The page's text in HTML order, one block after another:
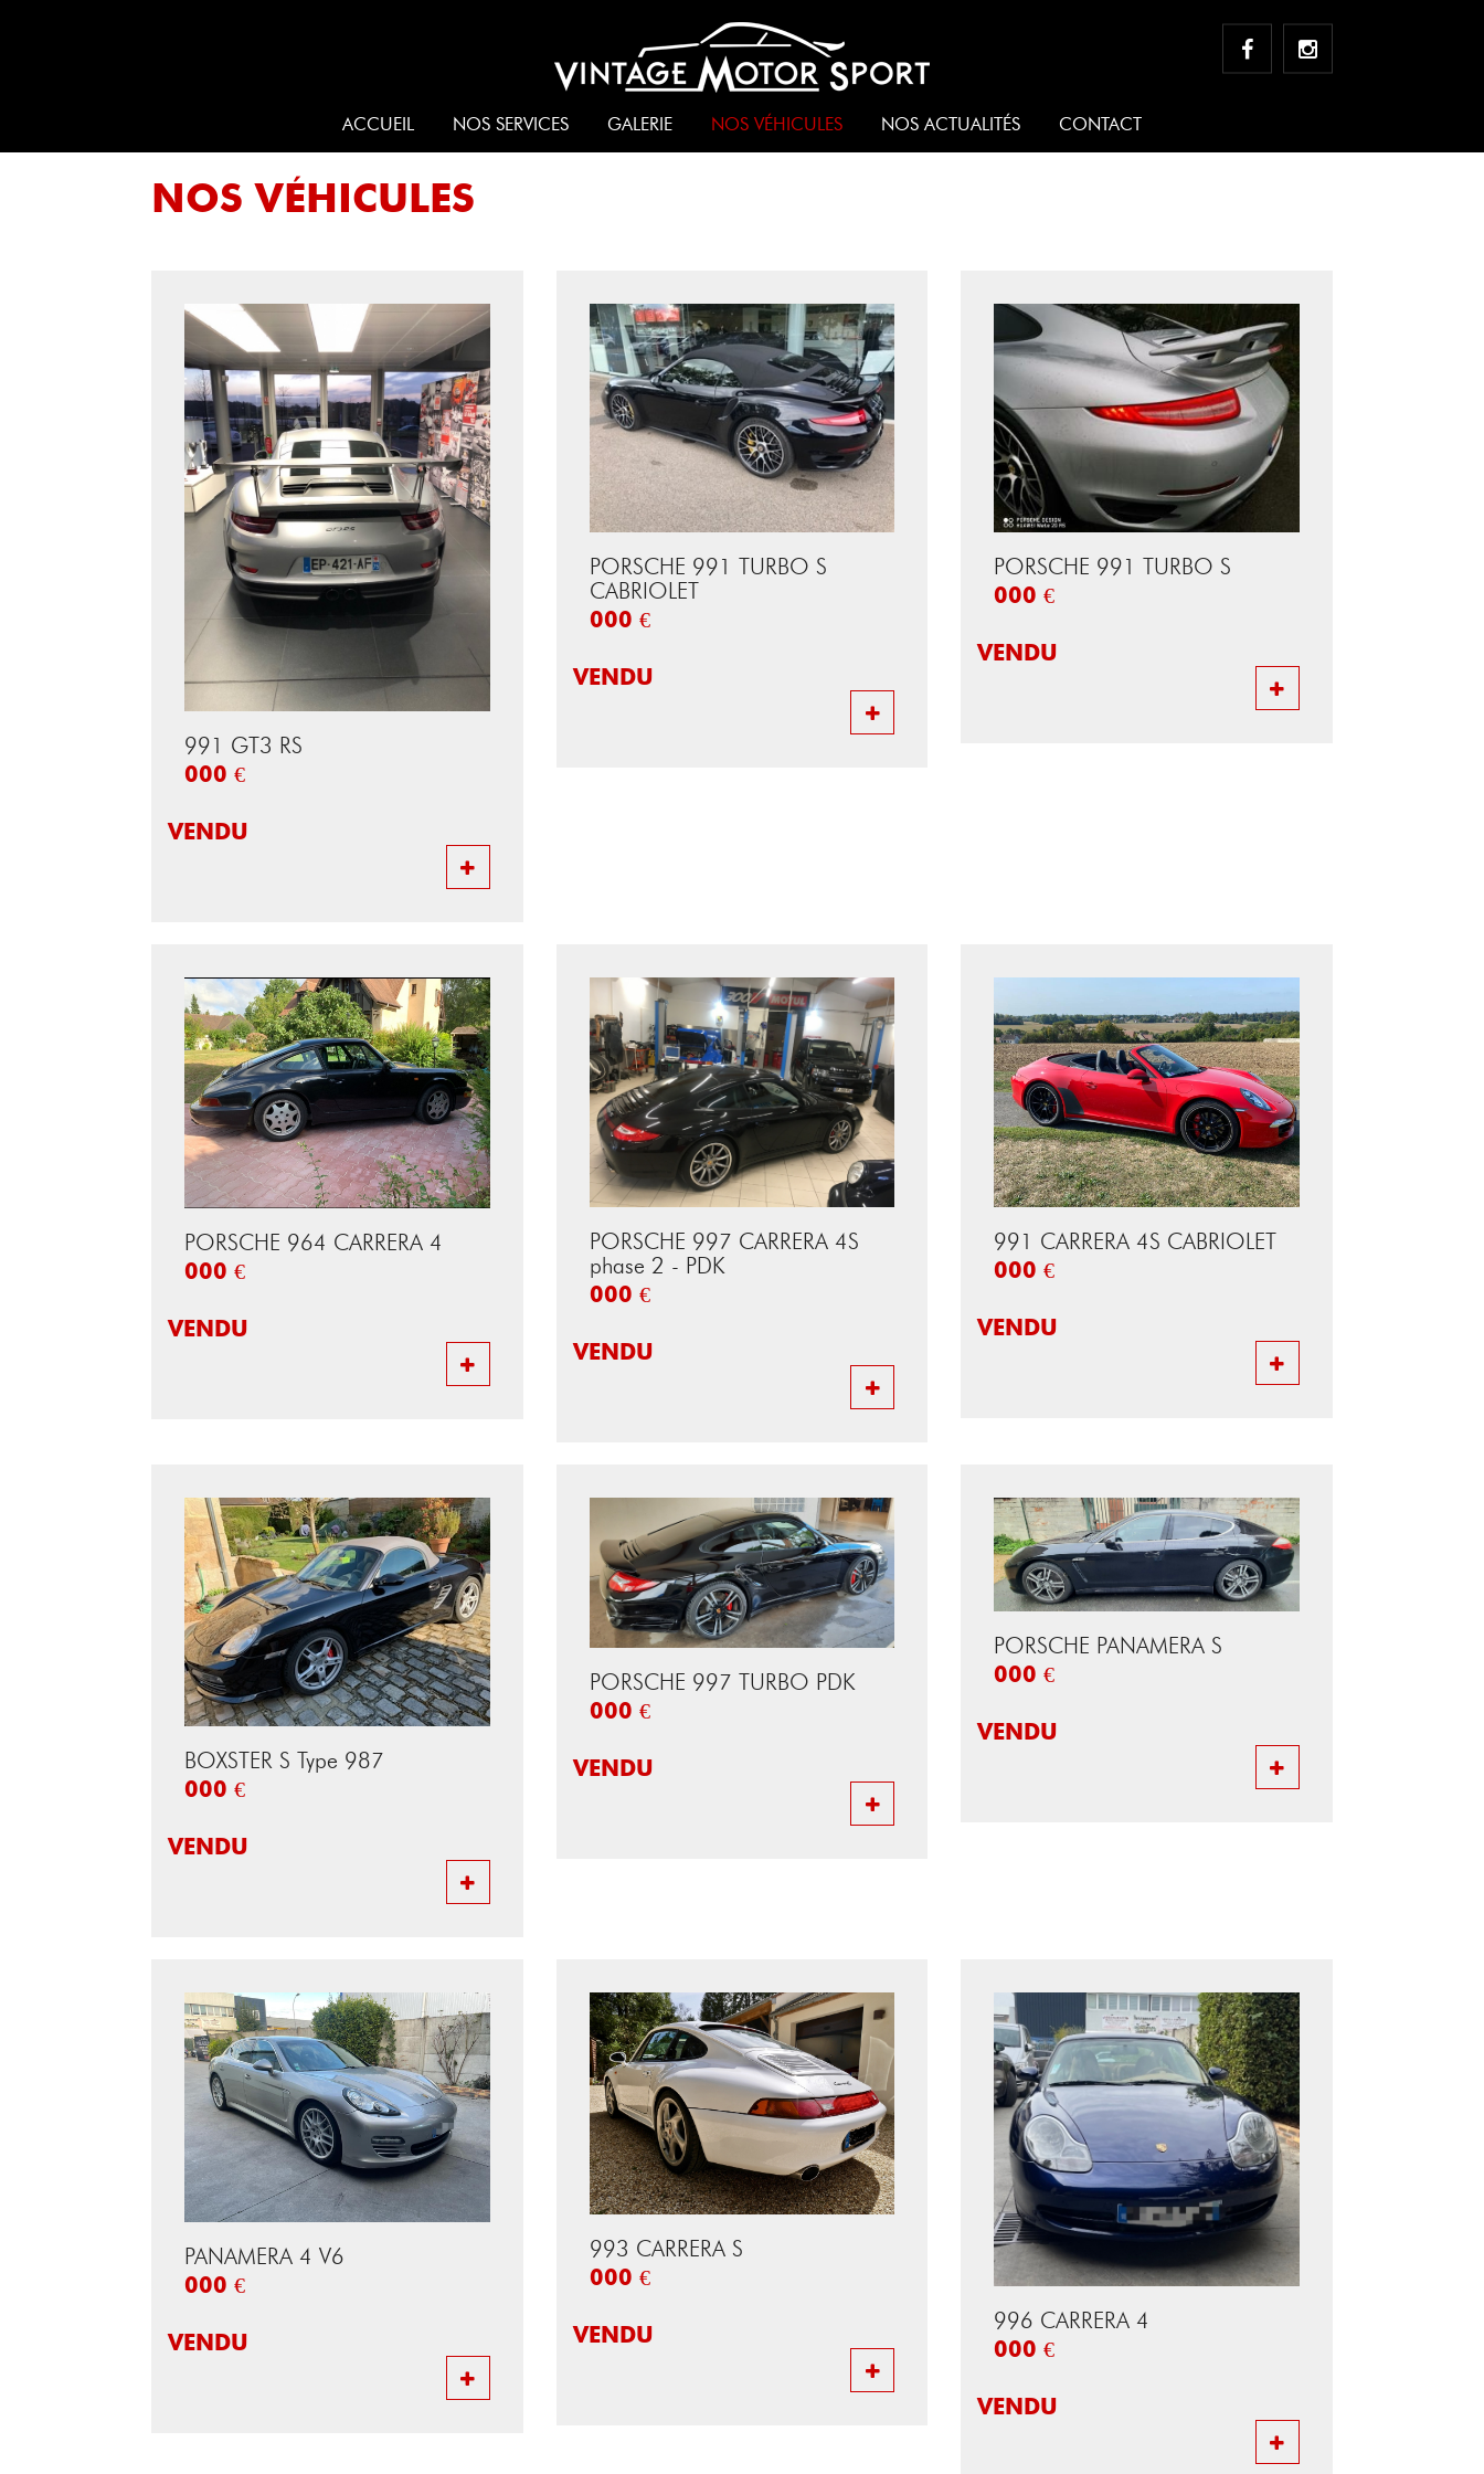
ACCUEIL NOS SERVICES GALERIE NOS VÉHICULES NOS ACTUALITÉS CONTACT
NOS VÉHICULES
991 GT3 RS
000 €
VENDU
PORSCHE 991 TURBO S
CABRIOLET
000 €
VENDU
PORSCHE 991 TURBO S
000 €
VENDU
PORSCHE 964 CARRERA 4
000 €
VENDU
PORSCHE 997 CARRERA 4S
phase 2 - PDK
000 €
VENDU
991 CARRERA 4S CABRIOLET
000 €
VENDU
BOXSTER S Type 987
000 €
VENDU
PORSCHE 997 TURBO PDK
000 €
VENDU
PORSCHE PANAMERA S
000 €
VENDU
PANAMERA 4 V6
000 €
VENDU
993 CARRERA S
000 €
VENDU
996 CARRERA 4
000 €
VENDU